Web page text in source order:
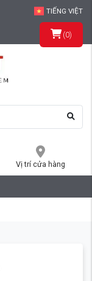
TIẾNG VIỆT
(0)
Vị trí cửa hàng